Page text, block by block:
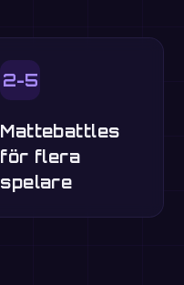
2-5
Mattebattles
för flera
spelare